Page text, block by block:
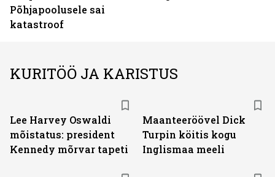
Põhjapoolusele sai
katastroof
KURITÖÖ JA KARISTUS
Lee Harvey Oswaldi
mõistatus: president
Kennedy mõrvar tapeti
Maanteeröövel Dick
Turpin köitis kogu
Inglismaa meeli